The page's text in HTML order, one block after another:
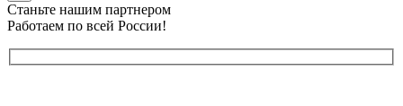
Станьте нашим партнером
Работаем по всей России!